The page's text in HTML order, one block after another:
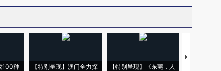
100种
【特别呈现】澳门全力探
【特别呈现】《东莞，人
【推广】走